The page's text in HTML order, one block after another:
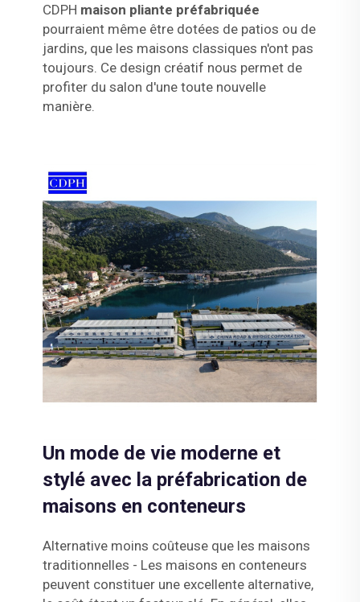
CDPH maison pliante préfabriquée
pourraient même être dotées de patios ou de
jardins, que les maisons classiques n'ont pas
toujours. Ce design créatif nous permet de
profiter du salon d'une toute nouvelle
manière.
Un mode de vie moderne et
stylé avec la préfabrication de
maisons en conteneurs
Alternative moins coûteuse que les maisons
traditionnelles - Les maisons en conteneurs
peuvent constituer une excellente alternative,